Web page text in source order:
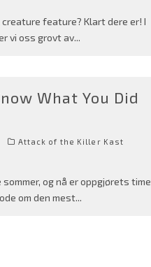
feature? Klart dere er! I
vi oss grovt av...
What You Did
Attack of the Killer Kast
og nå er oppgjørets time
om den mest...